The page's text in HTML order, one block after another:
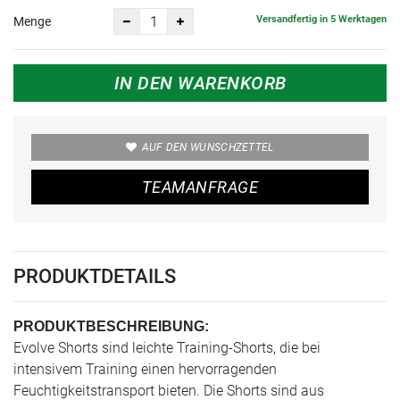
Menge Versandfertig in 5 Werktagen
IN DEN WARENKORB
AUF DEN WUNSCHZETTEL
TEAMANFRAGE
PRODUKTDETAILS
PRODUKTBESCHREIBUNG:
Evolve Shorts sind leichte Training-Shorts, die bei
intensivem Training einen hervorragenden
Feuchtigkeitstransport bieten. Die Shorts sind aus